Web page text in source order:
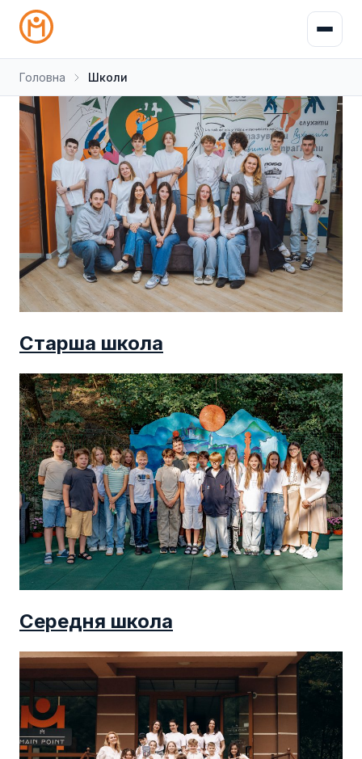
Головна Школи
Старша школа
Середня школа